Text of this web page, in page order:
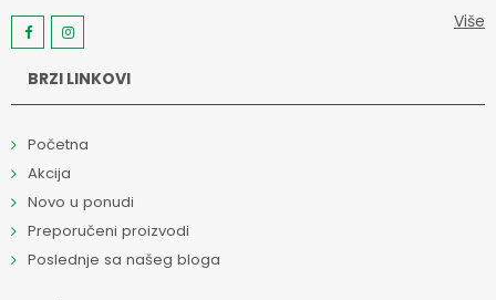
Više
BRZI LINKOVI
Početna
Akcija
Novo u ponudi
Preporučeni proizvodi
Poslednje sa našeg bloga